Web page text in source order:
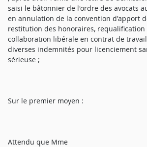
saisi le bâtonnier de l'ordre des avocats
en annulation de la convention d'apport
restitution des honoraires,
collaboration libérale en contrat de
diverses indemnités pour licenciement
sérieuse ;
Sur le premier moyen :
Attendu que Mme